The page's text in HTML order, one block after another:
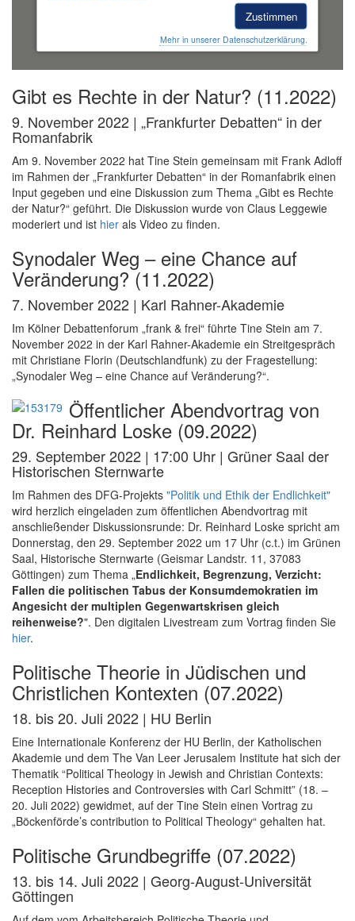
Zustimmen
Mehr in unserer Datenschutzerklärung.
Gibt es Rechte in der Natur? (11.2022)
9. November 2022 | „Frankfurter Debatten“ in der
Romanfabrik
Am 9. November 2022 hat Tine Stein gemeinsam mit Frank Adloff
im Rahmen der „Frankfurter Debatten“ in der Romanfabrik einen
Input gegeben und eine Diskussion zum Thema „Gibt es Rechte
der Natur?“ geführt. Die Diskussion wurde von Claus Leggewie
moderiert und ist hier als Video zu finden.
Synodaler Weg – eine Chance auf
Veränderung? (11.2022)
7. November 2022 | Karl Rahner-Akademie
Im Kölner Debattenforum „frank & frei“ führte Tine Stein am 7.
November 2022 in der Karl Rahner-Akademie ein Streitgespräch
mit Christiane Florin (Deutschlandfunk) zu der Fragestellung:
„Synodaler Weg – eine Chance auf Veränderung?“.
Öffentlicher Abendvortrag von
Dr. Reinhard Loske (09.2022)
29. September 2022 | 17:00 Uhr | Grüner Saal der
Historischen Sternwarte
Im Rahmen des DFG-Projekts "Politik und Ethik der Endlichkeit"
wird herzlich eingeladen zum öffentlichen Abendvortrag mit
anschließender Diskussionsrunde: Dr. Reinhard Loske spricht am
Donnerstag, den 29. September 2022 um 17 Uhr (c.t.) im Grünen
Saal, Historische Sternwarte (Geismar Landstr. 11, 37083
Göttingen) zum Thema „Endlichkeit, Begrenzung, Verzicht:
Fallen die politischen Tabus der Konsumdemokratien im
Angesicht der multiplen Gegenwartskrisen gleich
reihenweise?". Den digitalen Livestream zum Vortrag finden Sie
hier.
Politische Theorie in Jüdischen und
Christlichen Kontexten (07.2022)
18. bis 20. Juli 2022 | HU Berlin
Eine Internationale Konferenz der HU Berlin, der Katholischen
Akademie und dem The Van Leer Jerusalem Institute hat sich der
Thematik “Political Theology in Jewish and Christian Contexts:
Reception Histories and Controversies with Carl Schmitt” (18. –
20. Juli 2022) gewidmet, auf der Tine Stein einen Vortrag zu
„Böckenförde’s contribution to Political Theology“ gehalten hat.
Politische Grundbegriffe (07.2022)
13. bis 14. Juli 2022 | Georg-August-Universität
Göttingen